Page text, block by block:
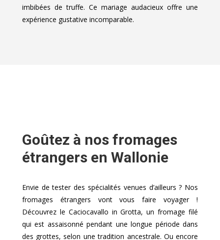
imbibées de truffe. Ce mariage audacieux offre une
expérience gustative incomparable.
Goûtez à nos fromages
étrangers en Wallonie
Envie de tester des spécialités venues d’ailleurs ? Nos
fromages étrangers vont vous faire voyager !
Découvrez le Caciocavallo in Grotta, un fromage filé
qui est assaisonné pendant une longue période dans
des grottes, selon une tradition ancestrale. Ou encore